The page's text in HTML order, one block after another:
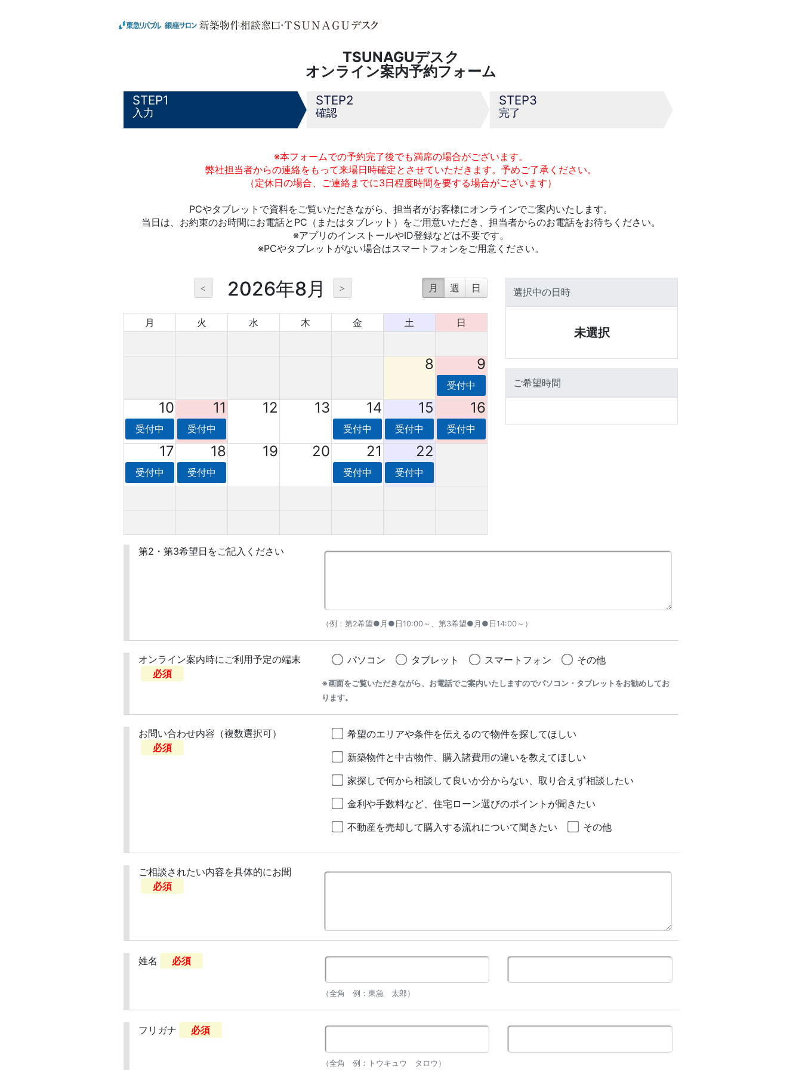
TSUNAGUデスク
オンライン案内予約フォーム
1
入力
2
確認
3
完了
※本フォームでの予約完了後でも満席の場合がございます。
弊社担当者からの連絡をもって来場日時確定とさせていただきます。予めご了承ください。
（定休日の場合、ご連絡までに3日程度時間を要する場合がございます）
PCやタブレットで資料をご覧いただきながら、担当者がお客様にオンラインでご案内いたします。
当日は、お約束のお時間にお電話とPC（またはタブレット）をご用意いただき、担当者からのお電話をお待ちください。
※アプリのインストールやID登録などは不要です。
※PCやタブレットがない場合はスマートフォンをご用意ください。
月 週 日
< 2026年8月 >
月 火 水 木 金 土 日
8 9
受付中
10 11 12 13 14 15 16
受付中 受付中 受付中 受付中 受付中
17 18 19 20 21 22
受付中 受付中 受付中 受付中
選択中の日時
未選択
ご希望時間
第2・第3希望日をご記入ください
（例：第2希望●月●日10:00～、第3希望●月●日14:00～）
オンライン案内時にご利用予定の端末
必須
パソコン タブレット スマートフォン その他
※画面をご覧いただきながら、お電話でご案内いたしますのでパソコン・タブレットをお勧めしてお
ります。
お問い合わせ内容（複数選択可）
必須
希望のエリアや条件を伝えるので物件を探してほしい
新築物件と中古物件、購入諸費用の違いを教えてほしい
家探しで何から相談して良いか分からない、取り合えず相談したい
金利や手数料など、住宅ローン選びのポイントが聞きたい
不動産を売却して購入する流れについて聞きたい
その他
ご相談されたい内容を具体的にお聞
必須
姓名 必須
（全角 例：東急 太郎）
フリガナ 必須
（全角 例：トウキュウ タロウ）